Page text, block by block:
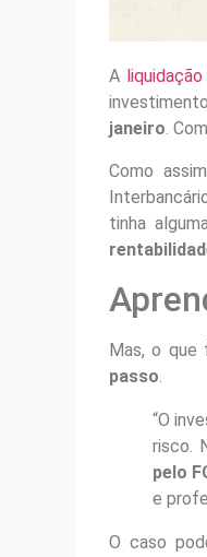
A
janeiro.
Como
tinha
Mas, o que
passo.
“O
risco.
pelo
e
O caso